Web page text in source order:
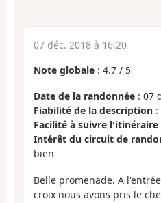
07 déc. 2018 à 16:20
Note globale : 4.7 / 5
Date de la randonnée : 07
Fiabilité de la description
Facilité à suivre l'itinéraire
Intérêt du circuit de
bien
Belle promenade. A
croix nous avons pris le